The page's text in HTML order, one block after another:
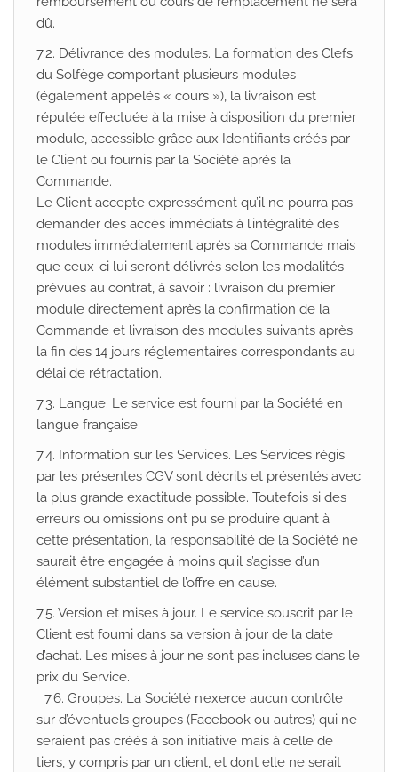
dû.
7.2. Délivrance des modules. La formation des Clefs
du Solfège comportant plusieurs modules
(également appelés « cours »), la livraison est
réputée effectuée à la mise à disposition du premier
module, accessible grâce aux Identifiants créés par
le Client ou fournis par la Société après la
Commande.
Le Client accepte expressément qu’il ne pourra pas
demander des accès immédiats à l’intégralité des
modules immédiatement après sa Commande mais
que ceux-ci lui seront délivrés selon les modalités
prévues au contrat, à savoir : livraison du premier
module directement après la confirmation de la
Commande et livraison des modules suivants après
la fin des 14 jours réglementaires correspondants au
délai de rétractation.
7.3. Langue. Le service est fourni par la Société en
langue française.
7.4. Information sur les Services. Les Services régis
par les présentes CGV sont décrits et présentés avec
la plus grande exactitude possible. Toutefois si des
erreurs ou omissions ont pu se produire quant à
cette présentation, la responsabilité de la Société ne
saurait être engagée à moins qu’il s’agisse d’un
élément substantiel de l’offre en cause.
7.5. Version et mises à jour. Le service souscrit par le
Client est fourni dans sa version à jour de la date
d’achat. Les mises à jour ne sont pas incluses dans le
prix du Service.
7.6. Groupes. La Société n’exerce aucun contrôle
sur d’éventuels groupes (Facebook ou autres) qui ne
seraient pas créés à son initiative mais à celle de
tiers, y compris par un client, et dont elle ne serait